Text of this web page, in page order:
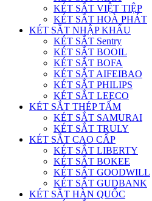
KÉT SẮT VIỆT TIỆP
KÉT SẮT HOÀ PHÁT
KÉT SẮT NHẬP KHẨU
KÉT SẮT Sentry
KÉT SẮT BOOIL
KÉT SẮT BOFA
KÉT SẮT AIFEIBAO
KÉT SẮT PHILIPS
KÉT SẮT LEECO
KÉT SẮT THÉP TẤM
KÉT SẮT SAMURAI
KÉT SẮT TRULY
KÉT SẮT CAO CẤP
KÉT SẮT LIBERTY
KÉT SẮT BOKEE
KÉT SẮT GOODWILL
KÉT SẮT GUDBANK
KÉT SẮT HÀN QUỐC